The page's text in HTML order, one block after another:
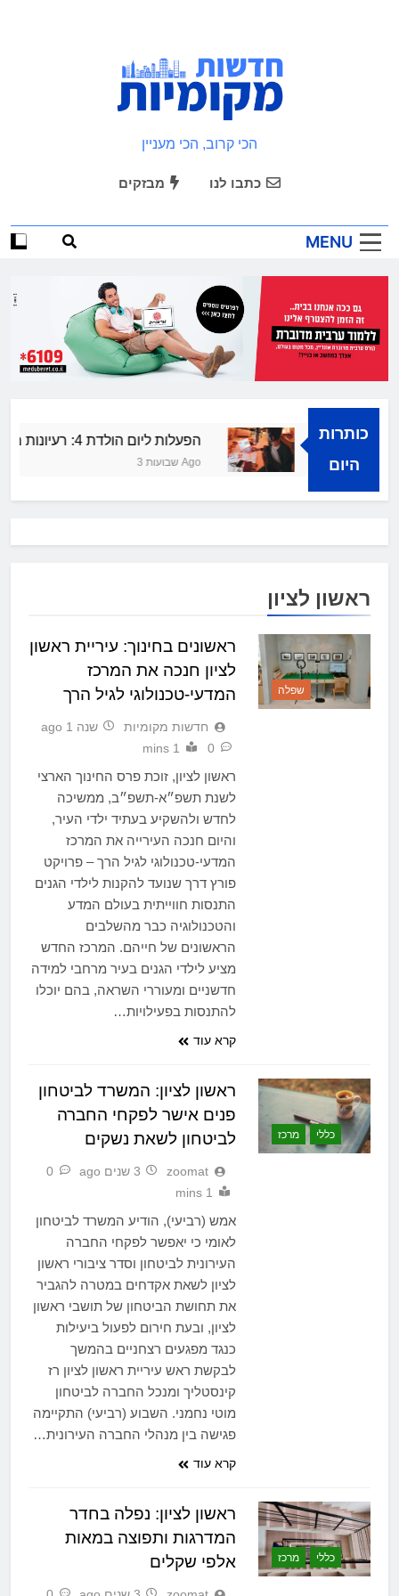
חדשות מקומיות
הכי קרוב, הכי מעניין
כתבו לנו מבזקים
MENU
כותרות
היום
הפעלות ליום הולדת 4: רעיונות מרעננים ושמחים
3 שבועות Ago
קולית
ראשון לציון
שפלה
ראשונים בחינוך: עיריית ראשון
לציון חנכה את המרכז
המדעי-טכנולוגי לגיל הרך
חדשות מקומיות
שנה 1 ago
0
1 mins
ראשון לציון, זוכת פרס החינוך הארצי
לשנת תשפ״א-תשפ״ב, ממשיכה
לחדש ולהשקיע בעתיד ילדי העיר,
והיום חנכה העירייה את המרכז
המדעי-טכנולוגי לגיל הרך – פרויקט
פורץ דרך שנועד להקנות לילדי הגנים
התנסות חווייתית בעולם המדע
והטכנולוגיה כבר מהשלבים
הראשונים של חייהם. המרכז החדש
מציע לילדי הגנים בעיר מרחבי למידה
חדשניים ומעוררי השראה, בהם יוכלו
להתנסות בפעילויות…
קרא עוד
כללי מרכז
ראשון לציון: המשרד לביטחון
פנים אישר לפקחי החברה
לביטחון לשאת נשקים
zoomat 3 שנים ago
0
1 mins
אמש (רביעי), הודיע המשרד לביטחון
לאומי כי יאפשר לפקחי החברה
העירונית לביטחון וסדר ציבורי ראשון
לציון לשאת אקדחים במטרה להגביר
את תחושת הביטחון של תושבי ראשון
לציון, ובעת חירום לפעול ביעילות
כנגד מפגעים רצחניים בהמשך
לבקשת ראש עיריית ראשון לציון רז
קינסטליך ומנכל החברה לביטחון
מוטי נחמני. השבוע (רביעי) התקיימה
פגישה בין מנהלי החברה העירונית…
קרא עוד
כללי מרכז
ראשון לציון: נפלה בחדר
המדרגות ותפוצה במאות
אלפי שקלים